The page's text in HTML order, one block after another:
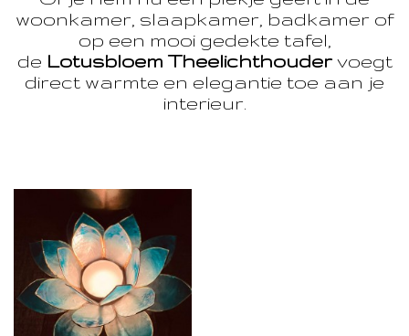
woonkamer, slaapkamer, badkamer of
op een mooi gedekte tafel,
de Lotusbloem Theelichthoudervoegt
direct warmte en elegantie toe aan je
interieur.